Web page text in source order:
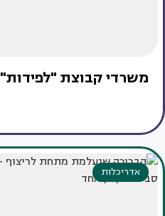
משרדי קבוצת "לפידות"
אדריכלות